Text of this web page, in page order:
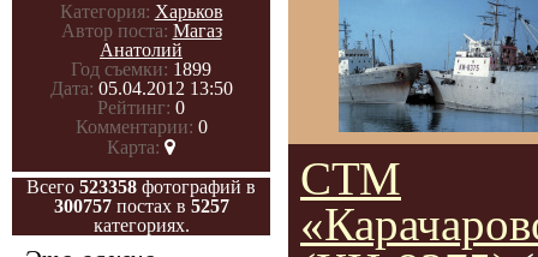
Категория: Харьков
Автор поста: Магаз
Анатолий
Год съемки: 1899
Дата: 05.04.2012 13:50
Рейтинг: 0
Комментарии: 0
Карта:
Всего 523358 фотографий в
300757постах в 5257
категориях.
СТМ